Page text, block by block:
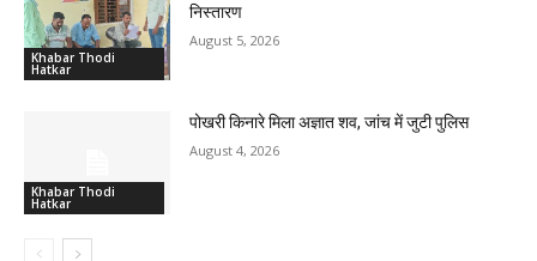
Khabar Thodi
Hatkar
निस्तारण
August 5, 2026
Khabar Thodi
Hatkar
पोखरी किनारे मिला अज्ञात शव, जांच में जुटी पुलिस
August 4, 2026